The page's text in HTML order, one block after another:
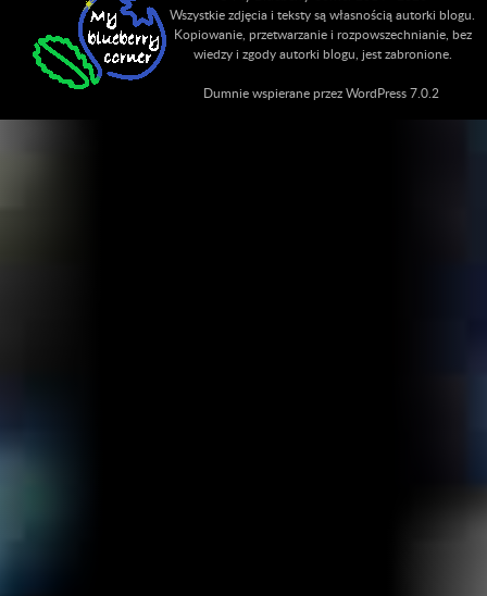
Wszystkie zdjęcia i teksty są własnością autorki blogu.
Kopiowanie, przetwarzanie i rozpowszechnianie, bez
wiedzy i zgody autorki blogu, jest zabronione.
Dumnie wspierane przez WordPress 7.0.2